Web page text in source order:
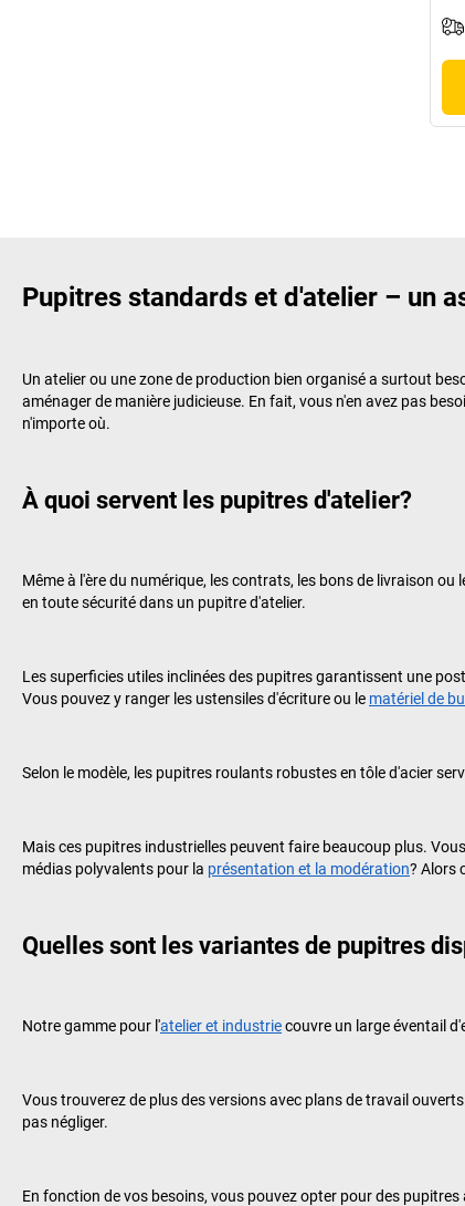
Pupitres standards et d'atelier – un
Un atelier ou une zone de production bien organisé a surtout
aménager de manière judicieuse. En fait, vous n'en avez pas
n'importe où.
À quoi servent les pupitres d'atelier?
Même à l'ère du numérique, les contrats, les bons de livraison
en toute sécurité dans un pupitre d'atelier.
Les superficies utiles inclinées des pupitres garantissent une
Vous pouvez y ranger les ustensiles d'écriture ou le matériel de
Selon le modèle, les pupitres roulants robustes en tôle d'acier
Mais ces pupitres industrielles peuvent faire beaucoup plus.
médias polyvalents pour la présentation et la modération? Alors
Quelles sont les variantes de pupitres
Notre gamme pour l'atelier et industriecouvre un large éventail
Vous trouverez de plus des versions avec plans de travail
pas négliger.
En fonction de vos besoins, vous pouvez opter pour des